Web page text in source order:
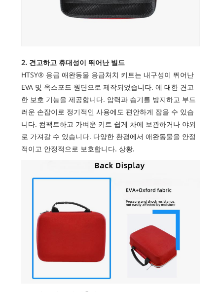
2. 견고하고 휴대성이 뛰어난 빌드
HTSY® 응급 애완동물 응급처치 키트는 내구성이 뛰어난
EVA 및 옥스포드 원단으로 제작되었습니다. 에 대한 견고
한 보호 기능을 제공합니다. 압력과 습기를 방지하고 부드
러운 손잡이로 정기적인 사용에도 편안하게 잡을 수 있습
니다. 컴팩트하고 가벼운 키트 쉽게 차에 보관하거나 야외
로 가져갈 수 있습니다. 다양한 환경에서 애완동물을 안정
적이고 안정적으로 보호합니다. 상황.